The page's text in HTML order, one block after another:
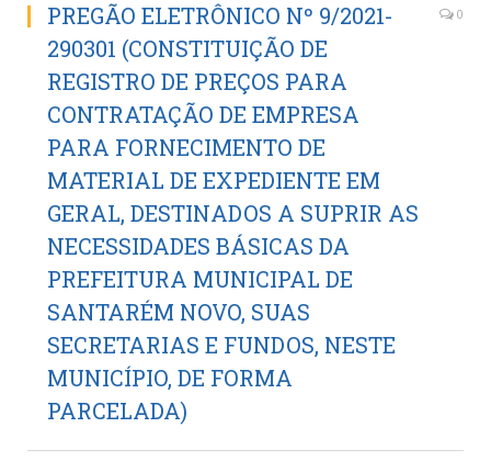
PREGÃO ELETRÔNICO Nº 9/2021-
290301 (CONSTITUIÇÃO DE
REGISTRO DE PREÇOS PARA
CONTRATAÇÃO DE EMPRESA
PARA FORNECIMENTO DE
MATERIAL DE EXPEDIENTE EM
GERAL, DESTINADOS A SUPRIR AS
NECESSIDADES BÁSICAS DA
PREFEITURA MUNICIPAL DE
SANTARÉM NOVO, SUAS
SECRETARIAS E FUNDOS, NESTE
MUNICÍPIO, DE FORMA
PARCELADA)
0